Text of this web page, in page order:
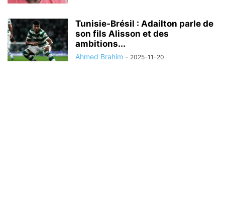
Tunisie‑Brésil : Adailton parle de
son fils Alisson et des
ambitions...
Ahmed Brahim - 2025-11-20